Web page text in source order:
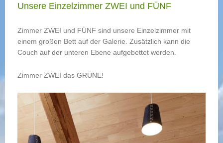
Unsere Einzelzimmer ZWEI und FÜNF
Zimmer ZWEI und FÜNF sind unsere Einzelzimmer mit
einem großen Bett auf der Galerie. Zusätzlich kann die
Couch auf der unteren Ebene aufgebettet werden.
Zimmer ZWEI das GRÜNE!